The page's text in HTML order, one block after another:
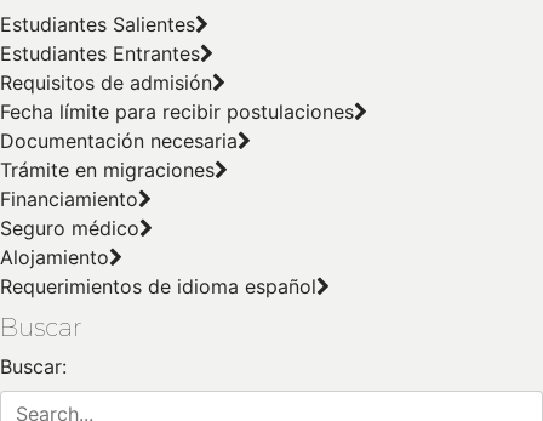
Estudiantes Salientes
Estudiantes Entrantes
Requisitos de admisión
Fecha límite para recibir postulaciones
Documentación necesaria
Trámite en migraciones
Financiamiento
Seguro médico
Alojamiento
Requerimientos de idioma español
Buscar
Buscar: